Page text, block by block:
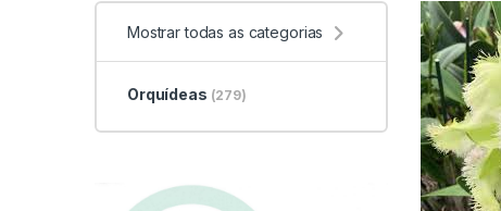
Mostrar todas as categorias
Orquídeas (279)